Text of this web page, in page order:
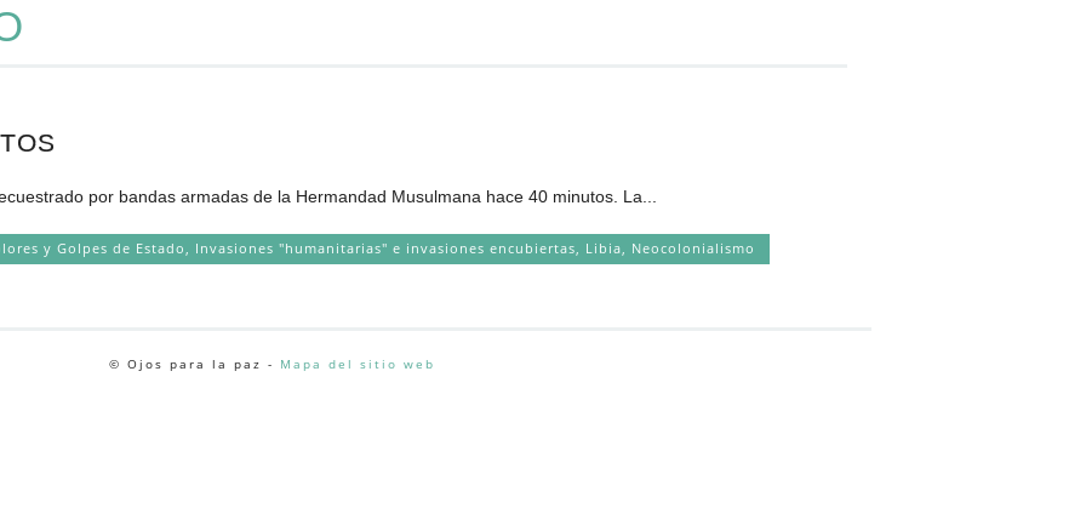
por bandas armadas de la Hermandad Musulmana hace 40 minutos. La...
y Golpes de Estado, Invasiones "humanitarias" e invasiones encubiertas, Libia, Neocolonialismo
© Ojos para la paz - Mapa del sitio web